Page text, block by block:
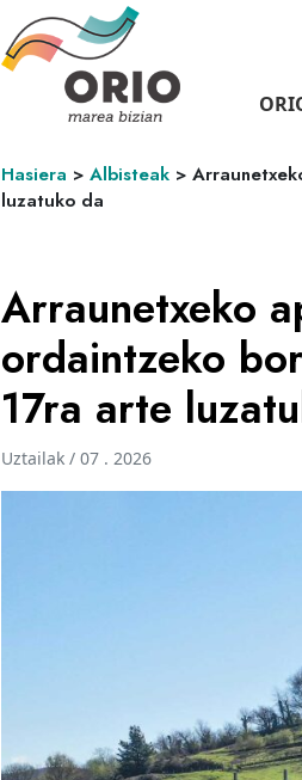
Hasiera > Albisteak >
luzatuko da
Arraunetxeko
ordaintzeko
17ra arte
Uztailak / 07 . 2026